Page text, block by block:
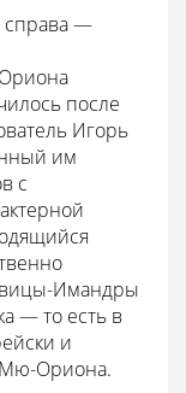
справа —
после
Игорь
им
с
Имандры
— то есть в
и
Мю-Ориона.